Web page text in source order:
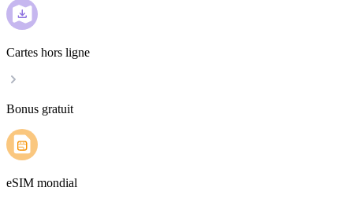
Cartes hors ligne
Bonus gratuit
eSIM mondial